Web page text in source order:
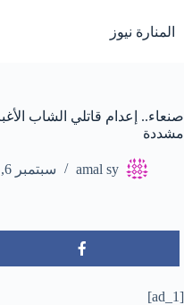
إلى
المحتوى
المنارة نيوز
صنعاء.. إعدام قاتلي الشاب
مشددة
amal sy سبتمبر 6, 2021
[ad_1]